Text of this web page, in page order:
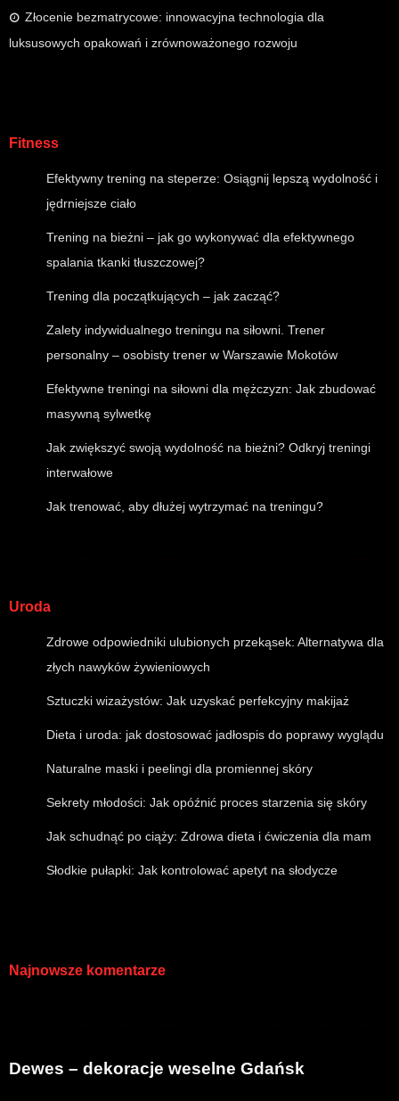
Złocenie bezmatrycowe: innowacyjna technologia dla
luksusowych opakowań i zrównoważonego rozwoju
Fitness
Efektywny trening na steperze: Osiągnij lepszą wydolność i
jędrniejsze ciało
Trening na bieżni – jak go wykonywać dla efektywnego
spalania tkanki tłuszczowej?
Trening dla początkujących – jak zacząć?
Zalety indywidualnego treningu na siłowni. Trener
personalny – osobisty trener w Warszawie Mokotów
Efektywne treningi na siłowni dla mężczyzn: Jak zbudować
masywną sylwetkę
Jak zwiększyć swoją wydolność na bieżni? Odkryj treningi
interwałowe
Jak trenować, aby dłużej wytrzymać na treningu?
Uroda
Zdrowe odpowiedniki ulubionych przekąsek: Alternatywa dla
złych nawyków żywieniowych
Sztuczki wizażystów: Jak uzyskać perfekcyjny makijaż
Dieta i uroda: jak dostosować jadłospis do poprawy wyglądu
Naturalne maski i peelingi dla promiennej skóry
Sekrety młodości: Jak opóźnić proces starzenia się skóry
Jak schudnąć po ciąży: Zdrowa dieta i ćwiczenia dla mam
Słodkie pułapki: Jak kontrolować apetyt na słodycze
Najnowsze komentarze
Dewes – dekoracje weselne Gdańsk